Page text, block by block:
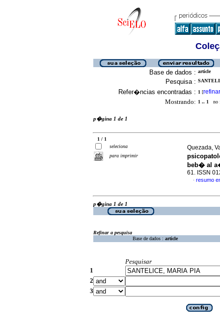
Base de dados : article
Pesquisa :
Refer�ncias encontradas : 1 [refinar
Mostrando: 1 .. 1 no
p�gina 1 de 1
1 / 1
seleciona
para imprimir
Quezada,
beb� al
61. ISSN
· resumo
p�gina 1 de 1
Refinar a pesquisa
Base de dados : article
Pesquisar
1
2
3